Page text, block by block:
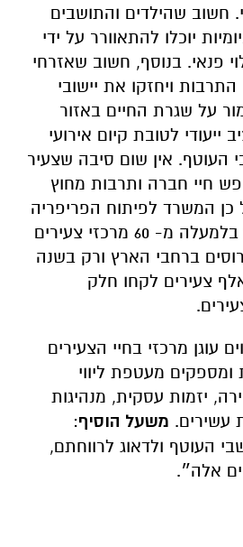
חשוב שהילדים והתושבים
יוכלו להתאוורר על ידי
פנאי. בנוסף, חשוב שאזרחי
התרבות ויחזקו את יישובי
על שגרת החיים באזור
לטובת קיום אירועי
העוטף. אין שום סיבה שצעיר
חיי חברה ותרבות מחוץ
כן המשרד לפיתוח הפריפריה
הנגב והגליל משקיע בלמעלה מ- 60 מרכזי צעירים
18 עד 40 הפרוסים ברחבי הארץ ורק בשנה
מעל 200 אלף צעירים לקחו חלק
עוגן מרכזי בחיי הצעירים
מעטפת ליווי
יזמות עסקית, מנהיגות
עשירים. משעל הוסיף:
העוטף ולדאוג לרווחתם,
אלה״.